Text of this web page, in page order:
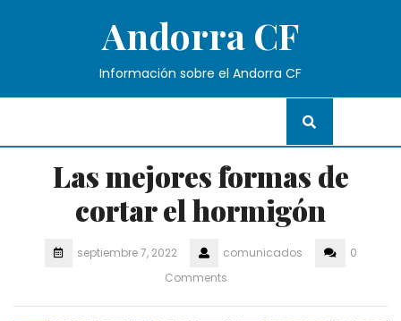
Andorra CF
Información sobre el Andorra CF
Las mejores formas de
cortar el hormigón
septiembre 7, 2022 comunicados
0
Comments